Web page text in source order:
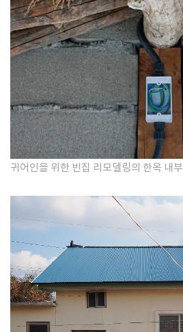
귀어인을 위한 빈집 리모델링의 한옥 내부